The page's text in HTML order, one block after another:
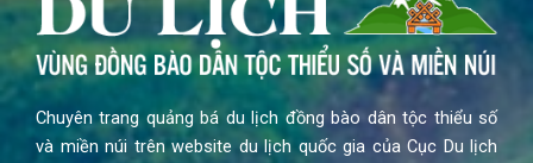
Chuyên trang quảng bá du lịch đồng bào dân tộc thiểu số
và miền núi trên website du lịch quốc gia của Cục Du lịch